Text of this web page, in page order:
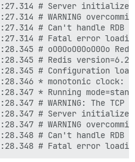
# Server initialized
# WARNING
# Can't handle RDB
# Fatal error
# oO0OoO0OoO0Oo
# Redis
# Configuration
* monotonic clock:
* Running
# WARNING: The
# Server initialized
# WARNING
# Can't handle RDB